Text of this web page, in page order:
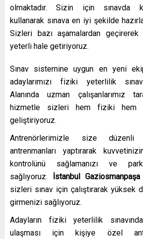
olmaktadır. Sizin için sınavda
kullanarak sınava en iyi şekilde
Sizleri bazı aşamalardan
yeterli hale getiriyoruz.
Sınav sistemine uygun en yeni
adaylarımızı fiziki yeterlilik
Alanında uzman çalışanlarımız
hizmetle sizleri hem fiziki hem
geliştiriyoruz.
Antrenörlerimizle size
antrenmanları yaptırarak
kontrolünü sağlamanızı ve
sağlıyoruz. İstanbul
sizleri sınav için çalıştırarak yüksek
girmenizi sağlıyoruz.
Adayların fiziki yeterlilik
ulaşması için kişiye özel